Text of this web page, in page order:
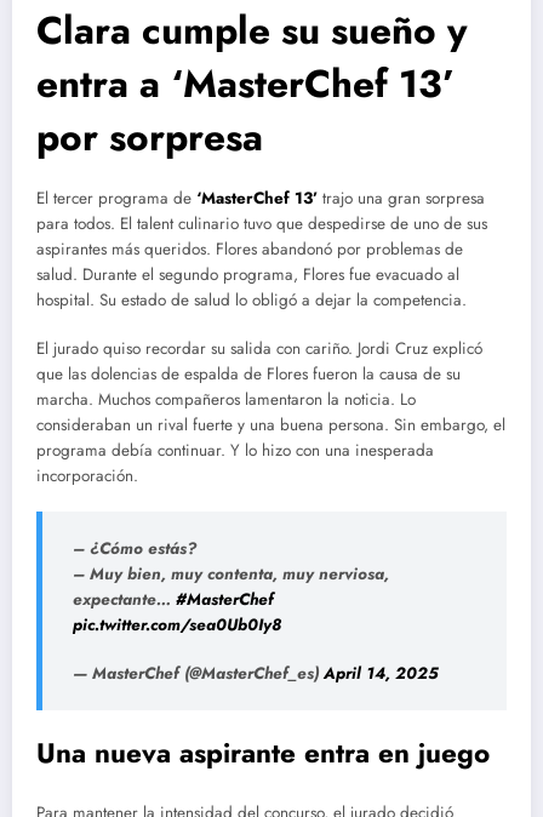
Clara cumple su sueño y
entra a ‘MasterChef 13’
por sorpresa
El tercer programa de ‘MasterChef 13’ trajo una gran sorpresa
para todos. El talent culinario tuvo que despedirse de uno de sus
aspirantes más queridos. Flores abandonó por problemas de
salud. Durante el segundo programa, Flores fue evacuado al
hospital. Su estado de salud lo obligó a dejar la competencia.
El jurado quiso recordar su salida con cariño. Jordi Cruz explicó
que las dolencias de espalda de Flores fueron la causa de su
marcha. Muchos compañeros lamentaron la noticia. Lo
consideraban un rival fuerte y una buena persona. Sin embargo, el
programa debía continuar. Y lo hizo con una inesperada
incorporación.
– ¿Cómo estás?
– Muy bien, muy contenta, muy nerviosa,
expectante… #MasterChef
pic.twitter.com/sea0Ub0Iy8
— MasterChef (@MasterChef_es)April 14, 2025
Una nueva aspirante entra en juego